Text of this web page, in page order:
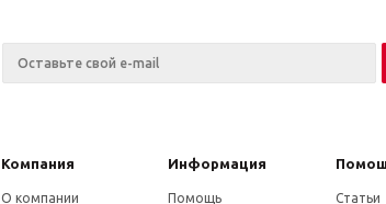
Компания Информация
О компании Помощь Статьи